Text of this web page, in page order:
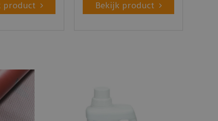
product Bekijk product